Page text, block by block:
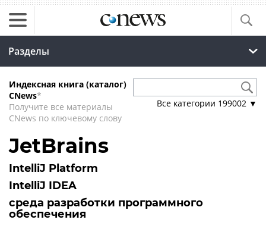
Разделы
Индексная книга (каталог)
CNews*
Получите все материалы
CNews по ключевому слову
Все категории 199002 ▼
JetBrains
IntelliJ Platform
IntelliJ IDEA
среда разработки программного
обеспечения